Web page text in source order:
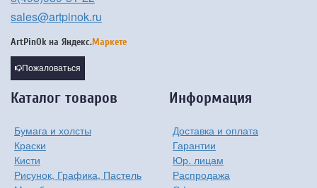
sales@artpinok.ru
ArtPinOk на Яндекс.Маркете
Пожаловаться
Каталог товаров
Бумага и холсты
Краски
Кисти
Рисунок, Графика, Пастель
Информация
Доставка и оплата
Гарантии
Юр. лицам
Распродажа